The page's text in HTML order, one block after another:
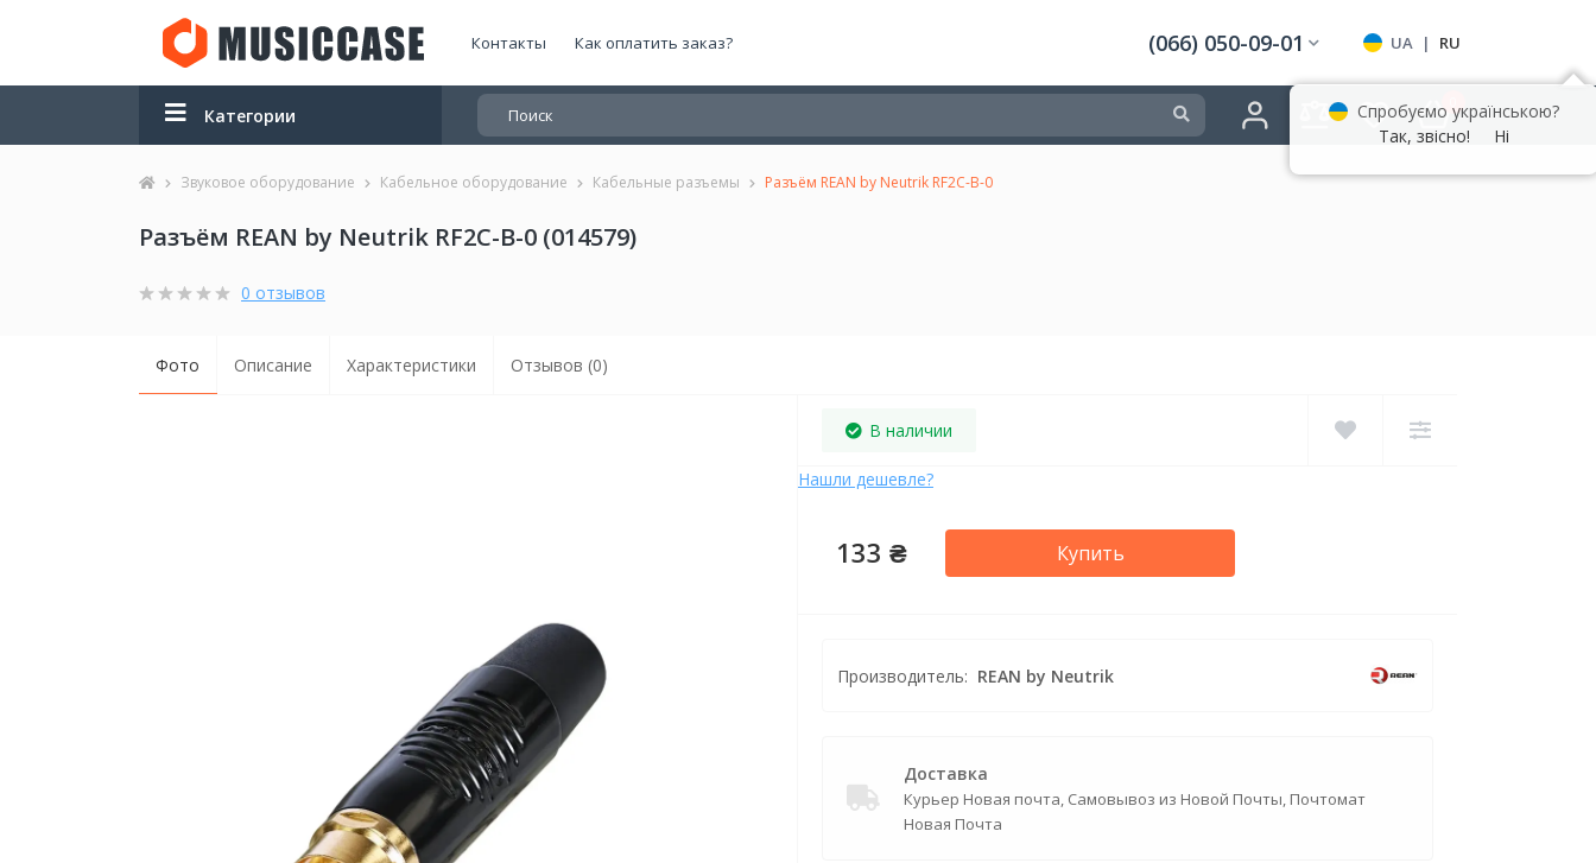
Контакты Как оплатить заказ? (066) 050-09-01 UA | RU
Категории
Звуковое оборудование Кабельное оборудование Кабельные разъемы Разъём REAN by Neutrik RF2C-B-0
Разъём REAN by Neutrik RF2C-B-0 (014579)
0 отзывов
Фото Описание Характеристики Отзывов (0)
В наличии
Нашли дешевле?
133 ₴ Купить
Производитель: REAN by Neutrik
Доставка
Курьер Новая почта, Самовывоз из Новой Почты, Почтомат
Новая Почта
Спробуємо українською?
Так, звісно!
Ні